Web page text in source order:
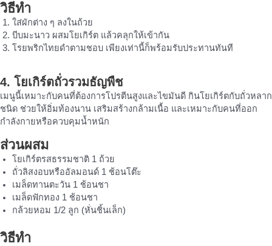
วิธีทำ
ใส่ผักต่าง ๆ ลงในถ้วย
บีบมะนาว ผสมโยเกิร์ต แล้วคลุกให้เข้ากัน
โรยพริกไทยดำตามชอบ เพียงเท่านี้ก็พร้อมรับประทานทันที
4. โยเกิร์ตถั่วรวมธัญพืช
เมนูนี้เหมาะกับคนที่ต้องการโปรตีนสูงและไขมันดี กินโยเกิร์ตกับถั่วหลาก
ชนิด ช่วยให้อิ่มท้องนาน เสริมสร้างกล้ามเนื้อ และเหมาะกับคนที่ออก
กำลังกายหรือควบคุมน้ำหนัก
ส่วนผสม
โยเกิร์ตรสธรรมชาติ 1 ถ้วย
ถั่วลิสงอบหรืออัลมอนด์ 1 ช้อนโต๊ะ
เมล็ดทานตะวัน 1 ช้อนชา
เมล็ดฟักทอง 1 ช้อนชา
กล้วยหอม 1/2 ลูก (หั่นชิ้นเล็ก)
วิธีทำ